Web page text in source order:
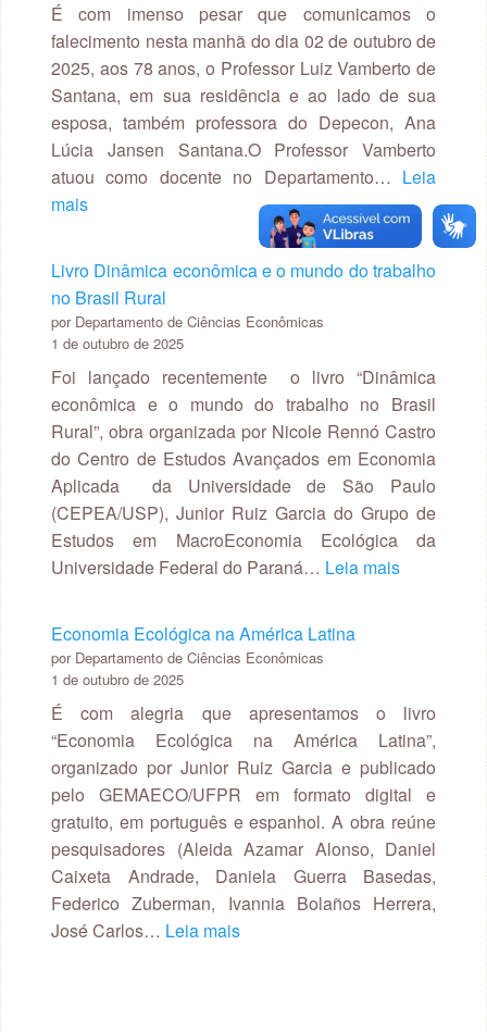
É com imenso pesar que comunicamos o
falecimento nesta manhã do dia 02 de outubro de
2025, aos 78 anos, o Professor Luiz Vamberto de
Santana, em sua residência e ao lado de sua
esposa, também professora do Depecon, Ana
Lúcia Jansen Santana.O Professor Vamberto
atuou como docente no Departamento… Leia
mais:
falecimento
Livro Dinâmica econômica e o mundo do trabalho
no Brasil Rural
por Departamento de Ciências Econômicas
1 de outubro de 2025
Foi lançado recentemente o livro “Dinâmica
econômica e o mundo do trabalho no Brasil
Rural”, obra organizada por Nicole Rennó Castro
do Centro de Estudos Avançados em Economia
Aplicada da Universidade de São Paulo
(CEPEA/USP), Junior Ruiz Garcia do Grupo de
Estudos em MacroEconomia Ecológica da
Universidade Federal do Paraná… Leia mais:
o
mundo
trabalho
no
Brasil
Rural
Economia Ecológica na América Latina
por Departamento de Ciências Econômicas
1 de outubro de 2025
É com alegria que apresentamos o livro
“Economia Ecológica na América Latina”,
organizado por Junior Ruiz Garcia e publicado
pelo GEMAECO/UFPR em formato digital e
gratuito, em português e espanhol. A obra reúne
pesquisadores (Aleida Azamar Alonso, Daniel
Caixeta Andrade, Daniela Guerra Basedas,
Federico Zuberman, Ivannia Bolaños Herrera,
José Carlos… Leia mais: